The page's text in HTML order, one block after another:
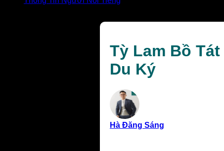
Tỳ Lam Bồ
Du Ký
Hà Đăng Sáng